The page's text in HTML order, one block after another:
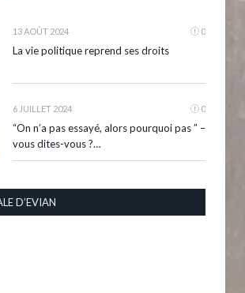
13 AOÛT 2024 0
La vie politique reprend ses droits
6 JUILLET 2024 0
“On n’a pas essayé, alors pourquoi pas ” –
vous dites-vous ?…
D’EVIAN